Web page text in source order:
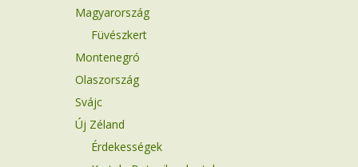
Magyarország
Füvészkert
Montenegró
Olaszország
Svájc
Új Zéland
Érdekességek